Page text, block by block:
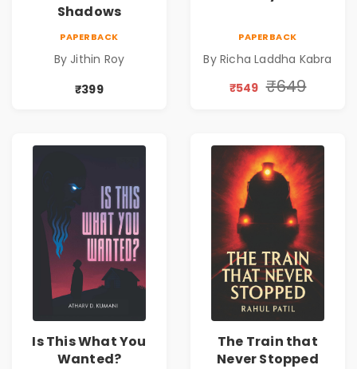
Shadows
PAPERBACK
By Jithin Roy
₹399
PAPERBACK
By Richa Laddha Kabra
₹549 ₹649
Is This What You
Wanted?
The Train that
Never Stopped